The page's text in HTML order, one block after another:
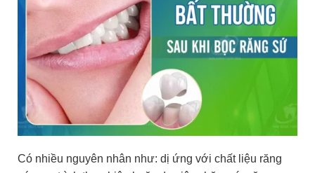
Có nhiều nguyên nhân như: dị ứng với chất liệu răng